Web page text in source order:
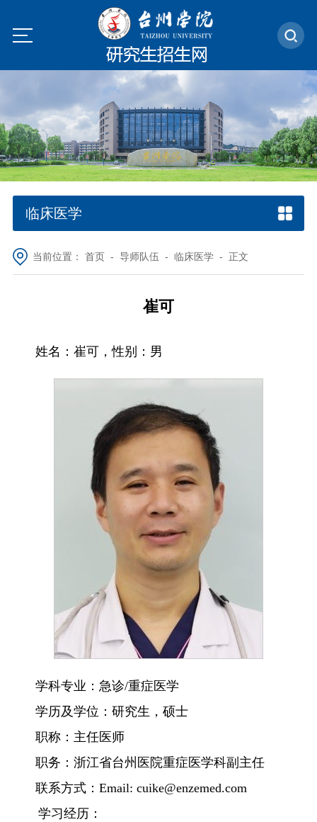
临床医学
当前位置： 首页- 导师队伍 - 临床医学- 正文
崔可
姓名： 崔可，性别： 男
学科专业： 急诊/重症医学
学历及学位： 研究生，硕士
职称： 主任医师
职务： 浙江省台州医院重症医学科副主任
联系方式： Email: cuike@enzemed.com
学习经历：